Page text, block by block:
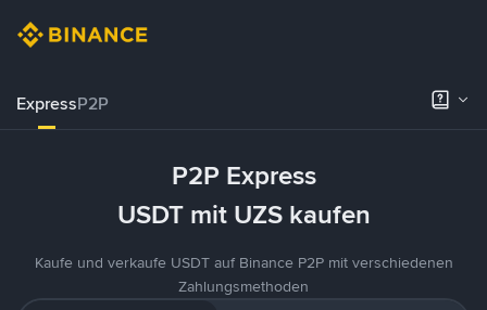
ExpressP2P
P2P Express
USDT mit UZS kaufen
Kaufe und verkaufe USDT auf Binance P2P mit verschiedenen
Zahlungsmethoden